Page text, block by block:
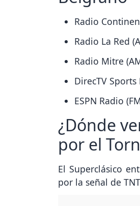
Radio
Radio La Red
Radio Mitre
DirecTV Sports
ESPN Radio
¿Dónde
por el
El Superclásico
por la señal de